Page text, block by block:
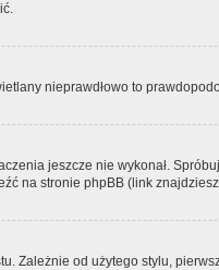
nieprawdłowo to
jeszcze nie wykonał.
na stronie phpBB (link
Zależnie od użytego stylu,